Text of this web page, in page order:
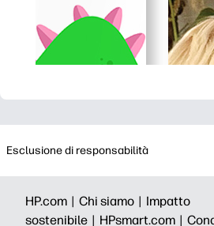
Esclusione di responsabilità
HP.com | Chi siamo | Impatto
sostenibile | HPsmart.com |